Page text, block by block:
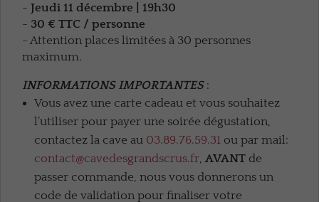
- Jeudi 11 décembre | 19h30
- 30 € TTC / personne
- Attention places limitées à 30 personnes
maximum.
INFORMATIONS IMPORTANTES:
Vous avez une carte cadeau et vous souhaitez
l’utiliser pour payer une soirée dégustation,
contactez la cave au 03.89.76.59.31 ou par mail:
contact@cavedesgrandscrus.fr, AVANT de
passer commande, nous vous donnerons un
code de validation pour finaliser votre